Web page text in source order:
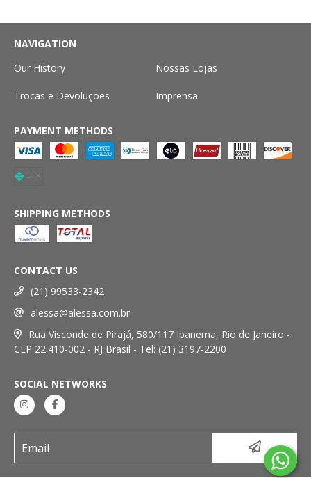
NAVIGATION
Our History
Nossas Lojas
Trocas e Devoluções Imprensa
PAYMENT METHODS
SHIPPING METHODS
CONTACT US
(21) 99533-2342
alessa@alessa.com.br
Rua Visconde de Pirajá, 580/117 Ipanema, Rio de Janeiro -
CEP 22.410-002 - RJ Brasil - Tel: (21) 3197-2200
SOCIAL NETWORKS